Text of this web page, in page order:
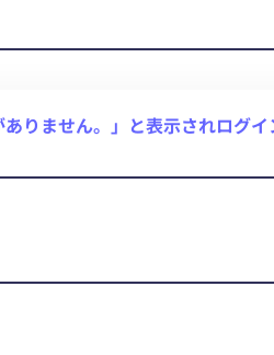
りません。」と表示されログ